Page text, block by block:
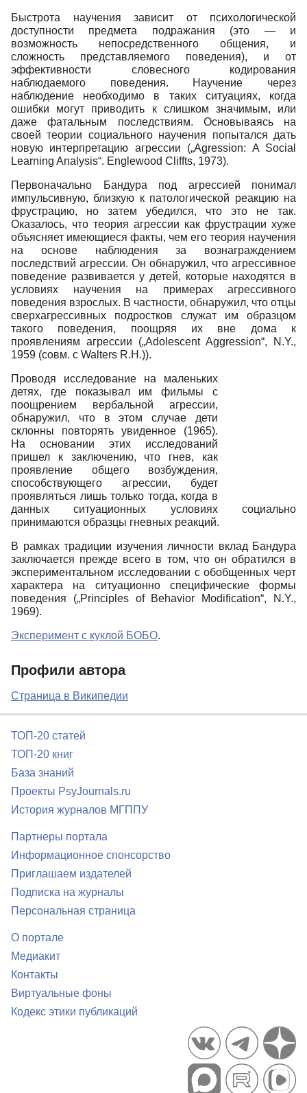
Быстрота научения зависит от психологической
доступности предмета подражания (это — и
возможность непосредственного общения, и
сложность представляемого поведения), и от
эффективности словесного кодирования
наблюдаемого поведения. Научение через
наблюдение необходимо в таких ситуациях, когда
ошибки могут приводить к слишком значимым, или
даже фатальным последствиям. Основываясь на
своей теории социального научения попытался дать
новую интерпретацию агрессии („Agression: A Social
Learning Analysis“. Englewood Cliffts, 1973).
Первоначально Бандура под агрессией понимал
импульсивную, близкую к патологической реакцию на
фрустрацию, но затем убедился, что это не так.
Оказалось, что теория агрессии как фрустрации хуже
объясняет имеющиеся факты, чем его теория научения
на основе наблюдения за вознаграждением
последствий агрессии. Он обнаружил, что агрессивное
поведение развивается у детей, которые находятся в
условиях научения на примерах агрессивного
поведения взрослых. В частности, обнаружил, что отцы
сверхагрессивных подростков служат им образцом
такого поведения, поощряя их вне дома к
проявлениям агрессии („Adolescent Aggression“, N.Y.,
1959 (совм. с Walters R.H.)).
Проводя исследование на маленьких
детях, где показывал им фильмы с
поощрением вербальной агрессии,
обнаружил, что в этом случае дети
склонны повторять увиденное (1965).
На основании этих исследований
пришел к заключению, что гнев, как
проявление общего возбуждения,
способствующего агрессии, будет
проявляться лишь только тогда, когда в
данных ситуационных условиях социально
принимаются образцы гневных реакций.
В рамках традиции изучения личности вклад Бандура
заключается прежде всего в том, что он обратился в
экспериментальном исследовании с обобщенных черт
характера на ситуационно специфические формы
поведения („Principles of Behavior Modification“, N.Y.,
1969).
Эксперимент с куклой БОБО.
Профили автора
Страница в Википедии
ТОП-20 статей
ТОП-20 книг
База знаний
Проекты PsyJournals.ru
История журналов МГППУ
Партнеры портала
Информационное спонсорство
Приглашаем издателей
Подписка на журналы
Персональная страница
О портале
Медиакит
Контакты
Виртуальные фоны
Кодекс этики публикаций